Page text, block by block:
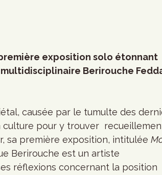
exposition solo étonnant
multidisciplinaire Berirouche
causée par le tumulte des
culture pour y trouver
sa première exposition, intitulée
Berirouche est un artiste
réflexions concernant la position